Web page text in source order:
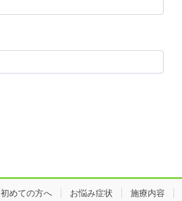
初めての方へ お悩み症状 施療内容